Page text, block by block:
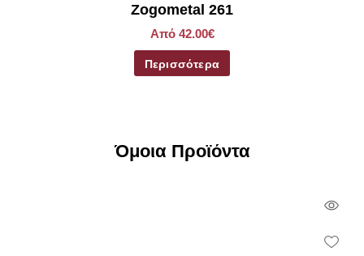
Zogometal 261
Από 42.00€
Περισσότερα
Όμοια Προϊόντα